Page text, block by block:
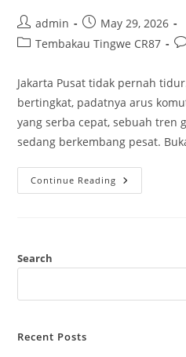
Post
author:
admin
Post
published:
May 29, 2026
PostTembakau Tingwe CR87
Jakarta Pusat tidak pernah
bertingkat, padatnya arus
yang serba cepat, sebuah tren
sedang berkembang pesat.
Continue Reading Tembakau
Tingwe
Dan
Di
Search
Recent Posts